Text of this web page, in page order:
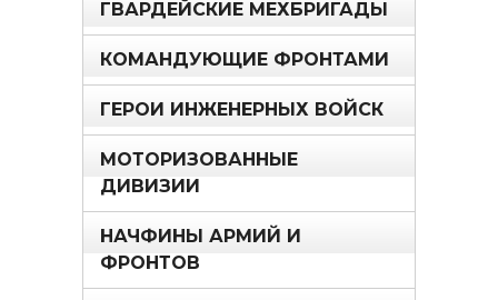
ГВАРДЕЙСКИЕ МЕХБРИГАДЫ
КОМАНДУЮЩИЕ ФРОНТАМИ
ГЕРОИ ИНЖЕНЕРНЫХ ВОЙСК
МОТОРИЗОВАННЫЕ
ДИВИЗИИ
НАЧФИНЫ АРМИЙ И
ФРОНТОВ